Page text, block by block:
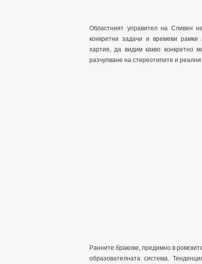
Областният управител на Сливен
конкретни задачи и времеви
хартия, да видим какво конкретно
разчупване на стереотипите и
Ранните бракове, предимно в
образователната система.